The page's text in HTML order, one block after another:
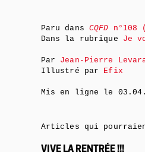
Paru dans CQFD n°108
Dans la rubrique Je
Par Jean-Pierre
Illustré par Efix
Mis en ligne le
Articles qui
VIVE LA RENTRÉE !!!